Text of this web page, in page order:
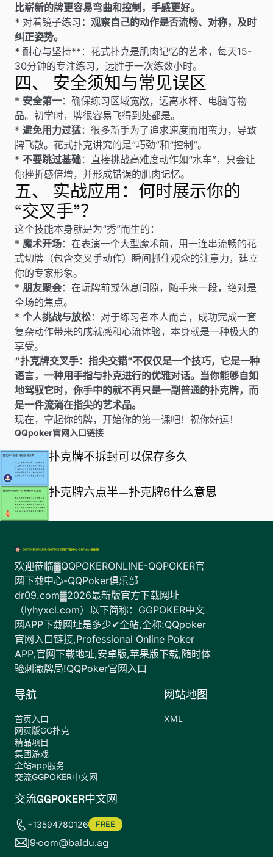
比崭新的牌更容易弯曲和控制，手感更好。
* 对着镜子练习 ：观察自己的动作是否流畅、对称，及时
纠正姿势。
* 耐心与坚持**：花式扑克是肌肉记忆的艺术，每天15-
30分钟的专注练习，远胜于一次练数小时。
四、 安全须知与常见误区
* 安全第一：确保练习区域宽敞，远离水杯、电脑等物
品。初学时，牌很容易飞得到处都是。
* 避免用力过猛：很多新手为了追求速度而用蛮力，导致
牌飞散。花式扑克讲究的是“巧劲”和“控制”。
* 不要跳过基础：直接挑战高难度动作如“水车”，只会让
你挫折感倍增，并形成错误的肌肉记忆。
五、 实战应用：何时展示你的
“交叉手”？
这个技能本身就是为“秀”而生的：
* 魔术开场：在表演一个大型魔术前，用一连串流畅的花
式切牌（包含交叉手动作）瞬间抓住观众的注意力，建立
你的专家形象。
* 朋友聚会：在玩牌前或休息间隙，随手来一段，绝对是
全场的焦点。
* 个人挑战与放松：对于练习者本人而言，成功完成一套
复杂动作带来的成就感和心流体验，本身就是一种极大的
享受。
“扑克牌交叉手：指尖交错”不仅仅是一个技巧，它是一种
语言，一种用手指与扑克进行的优雅对话。当你能够自如
地驾驭它时，你手中的就不再只是一副普通的扑克牌，而
是一件流淌在指尖的艺术品。
现在，拿起你的牌，开始你的第一课吧！祝你好运！
QQpoker官网入口链接
扑克牌不拆封可以保存多久
扑克牌六点半—扑克牌6什么意思
欢迎莅临▓QQPOKERONLINE-QQPOKER官
网下载中心-QQPoker俱乐部
dr09.com▓2026最新版官方下载网址
（lyhyxcl.com）以下简称：GGPOKER中文
网APP下载网址是多少✔全站,全称:QQpoker
官网入口链接,Professional Online Poker
APP,官网下载地址,安卓版,苹果版下载,随时体
验刺激牌局!QQPoker官网入口
导航
首页入口
网页版GG扑克
精品项目
集团游戏
全站app服务
交流GGPOKER中文网
网站地图
XML
交流GGPOKER中文网
+13594780126 FREE
j9·com@baidu.ag